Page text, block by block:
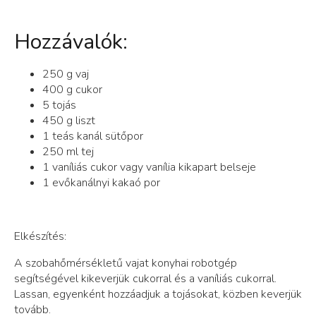
Hozzávalók:
250 g vaj
400 g cukor
5 tojás
450 g liszt
1 teás kanál sütőpor
250 ml tej
1 vaníliás cukor vagy vanília kikapart belseje
1 evőkanálnyi kakaó por
Elkészítés:
A szobahőmérsékletű vajat konyhai robotgép
segítségével kikeverjük cukorral és a vaníliás cukorral.
Lassan, egyenként hozzáadjuk a tojásokat, közben keverjük
tovább.